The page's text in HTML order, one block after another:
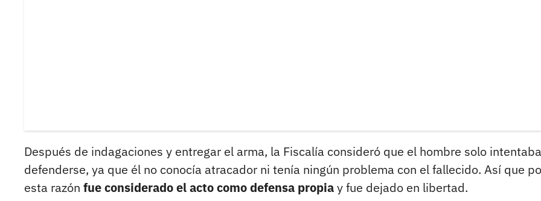
Después de indagaciones y entregar el arma, la Fiscalía consideró que el hombre solo intentaba
defenderse, ya que él no conocía atracador ni tenía ningún problema con el fallecido. Así que
esta razón fue considerado el acto como defensa propiay fue dejado en libertad.